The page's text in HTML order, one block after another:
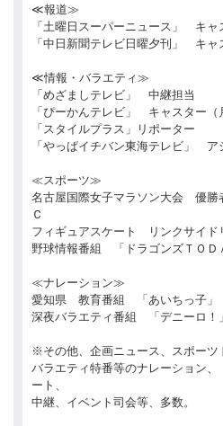
≪報道≫
「土曜日スーパーニュース」 キャ
「中日新聞テレビ日曜夕刊」 キ
≪情報・バラエティ≫
「めざましテレビ」 中継担当
「ぴーかんテレビ」 キャスター（
「スタイルプラス」リポーター
「やっぱイチバン東海テレビ」
≪スポーツ≫
名古屋国際女子マラソン大会 優勝
Ｃ
フィギュアスケート リンクサイド
野球情報番組 「ドラゴンズＴＯ
≪ナレーション≫
愛知県 教育番組 「あいちっ子」
深夜バラエティ番組 「デニーロ
※その他、企画ニュース、スポーツ
バラエティ特番等のナレーション
ート、
中継、イベント司会等、多数。